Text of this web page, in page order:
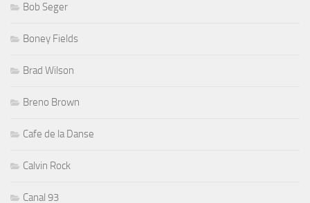
Bob Seger
Boney Fields
Brad Wilson
Breno Brown
Cafe de la Danse
Calvin Rock
Canal 93